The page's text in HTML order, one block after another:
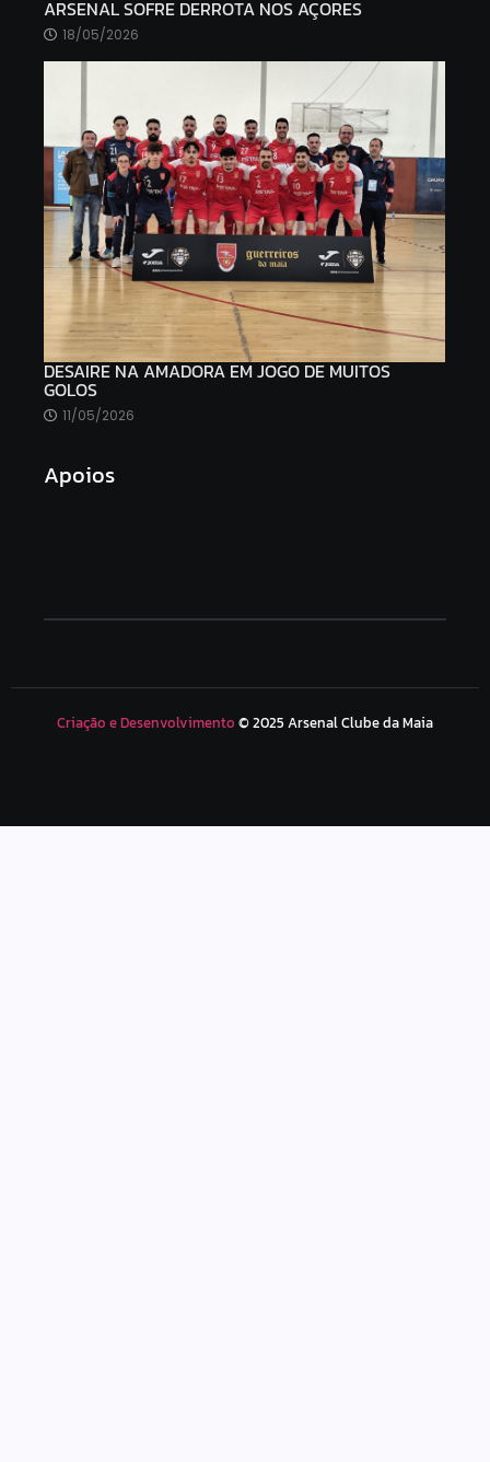
ARSENAL SOFRE DERROTA NOS AÇORES
18/05/2026
DESAIRE NA AMADORA EM JOGO DE MUITOS
GOLOS
11/05/2026
Apoios
Criação e Desenvolvimento © 2025 Arsenal Clube da Maia